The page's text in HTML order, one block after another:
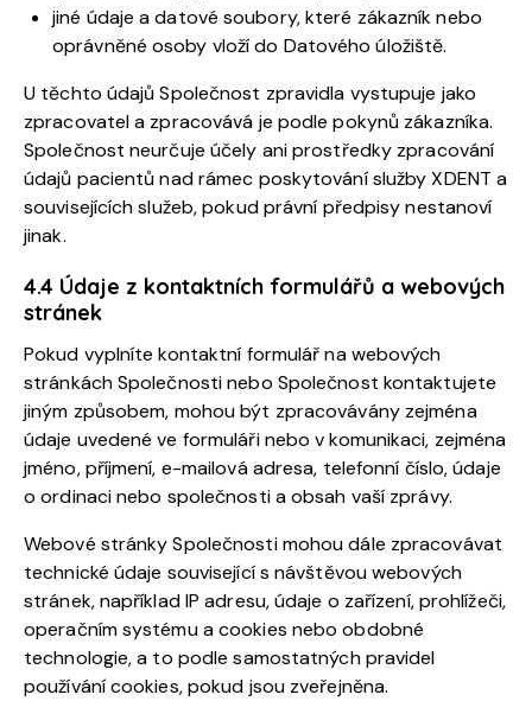
jiné údaje a datové soubory, které zákazník nebo
oprávněné osoby vloží do Datového úložiště.
U těchto údajů Společnost zpravidla vystupuje jako
zpracovatel a zpracovává je podle pokynů zákazníka.
Společnost neurčuje účely ani prostředky zpracování
údajů pacientů nad rámec poskytování služby XDENT a
souvisejících služeb, pokud právní předpisy nestanoví
jinak.
4.4 Údaje z kontaktních formulářů a webových
stránek
Pokud vyplníte kontaktní formulář na webových
stránkách Společnosti nebo Společnost kontaktujete
jiným způsobem, mohou být zpracovávány zejména
údaje uvedené ve formuláři nebo v komunikaci, zejména
jméno, příjmení, e-mailová adresa, telefonní číslo, údaje
o ordinaci nebo společnosti a obsah vaší zprávy.
Webové stránky Společnosti mohou dále zpracovávat
technické údaje související s návštěvou webových
stránek, například IP adresu, údaje o zařízení, prohlížeči,
operačním systému a cookies nebo obdobné
technologie, a to podle samostatných pravidel
používání cookies, pokud jsou zveřejněna.